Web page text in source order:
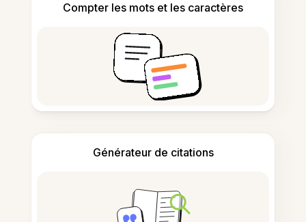
Compter les mots et les caractères
Générateur de citations